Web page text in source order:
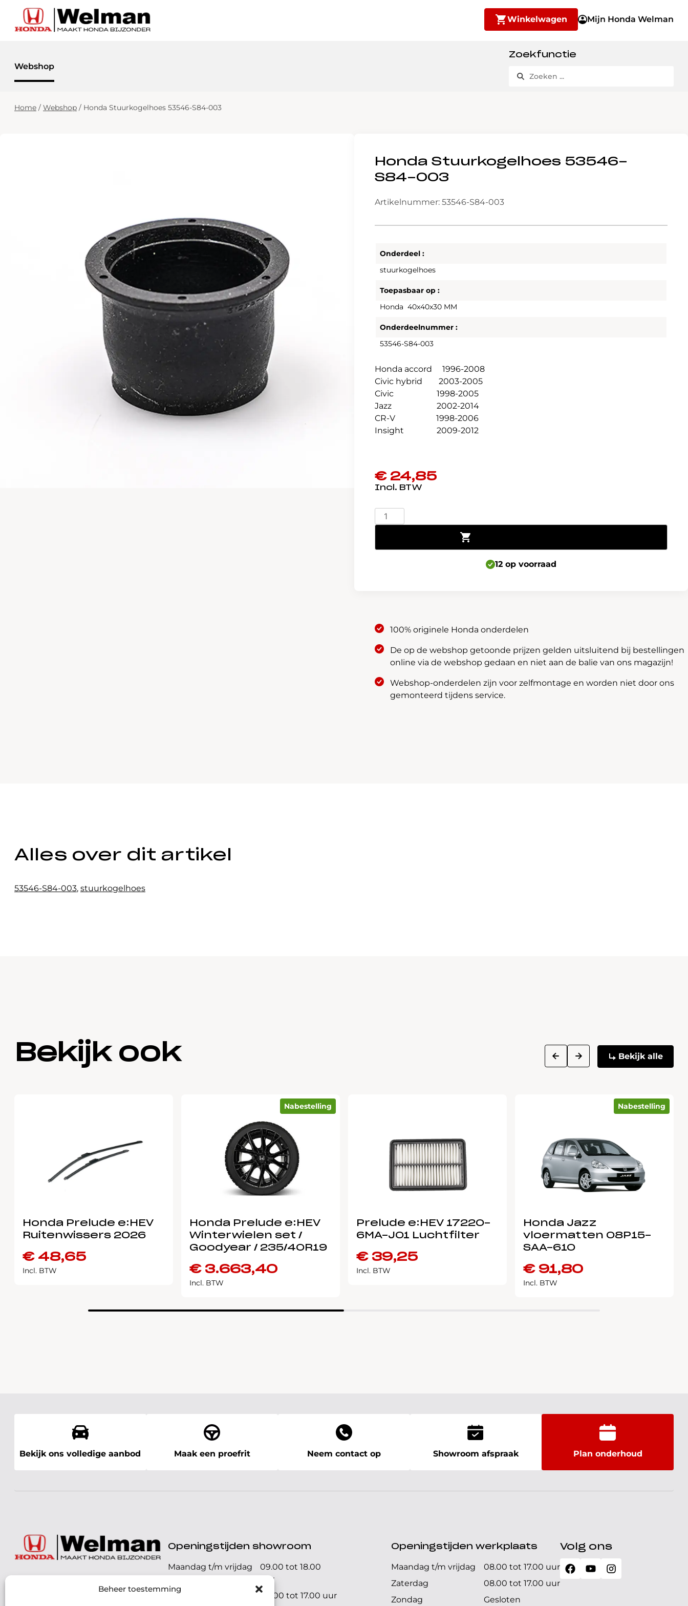
Beheer toestemming
Winkelwagen Mijn Honda Welman
Webshop
Zoekfunctie
Home / Webshop / Honda Stuurkogelhoes 53546-S84-003
Honda Stuurkogelhoes 53546-
S84-003
Artikelnummer: 53546-S84-003
Onderdeel :
stuurkogelhoes
Toepasbaar op :
Honda 40x40x30 MM
Onderdeelnummer :
53546-S84-003
Honda accord 1996-2008
Civic hybrid 2003-2005
Civic 1998-2005
Jazz 2002-2014
CR-V 1998-2006
Insight 2009-2012
€24,85
Honda
Stuurkogelhoes
S84-
Toevoegen aan winkelwagen
12 op voorraad
100% originele Honda onderdelen
De op de webshop getoonde prijzen gelden uitsluitend bij bestellingen
online via de webshop gedaan en niet aan de balie van ons magazijn!
Webshop-onderdelen zijn voor zelfmontage en worden niet door ons
gemonteerd tijdens service.
Alles over dit artikel
53546-S84-003, stuurkogelhoes
Bekijk ook Bekijk alle
Honda Prelude e:HEV
Ruitenwissers 2026
€48,65
Incl. BTW
Nabestelling
Honda Prelude e:HEV
Winterwielen set /
Goodyear / 235/40R19
€3.663,40
Incl. BTW
Prelude e:HEV 17220-
6MA-J01 Luchtfilter
€39,25
Incl. BTW
Nabestelling
Honda Jazz
vloermatten 08P15-
SAA-610
€91,80
Incl. BTW
prev next
Bekijk ons volledige aanbod Maak een proefrit Neem contact op Showroom afspraak Plan onderhoud
072 - 57 16 9 40
Openingstijden showroom
Maandag t/m vrijdag
09.00 tot 18.00
uur
Zaterdag
09.00 tot 17.00 uur
Openingstijden werkplaats
Maandag t/m vrijdag
08.00 tot 17.00 uur
Zaterdag
08.00 tot 17.00 uur
Zondag
Gesloten
Volg ons